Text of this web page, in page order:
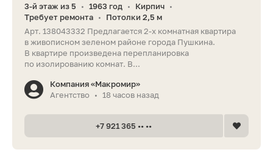
3-й этаж из 5 • 1963 год • Кирпич •
Требует ремонта •
Потолки 2,5 м
Арт. 138043332 Предлагается 2-х комнатная квартира
в живописном зеленом районе города Пушкина.
В квартире произведена перепланировка
по изолированию комнат. В...
Компания «Макромир»
Агентство
• 18 часов назад
+7 921 365 •• ••